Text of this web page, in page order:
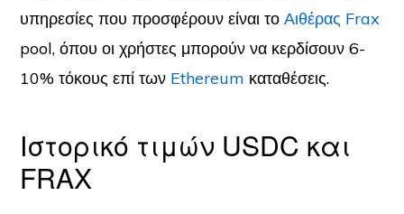
υπηρεσίες που προσφέρουν είναι τοΑιθέρας Frax
pool, όπου οι χρήστες μπορούν να κερδίσουν 6-
10% τόκους επί των Ethereum καταθέσεις.
Ιστορικό τιμών USDC και
FRAX